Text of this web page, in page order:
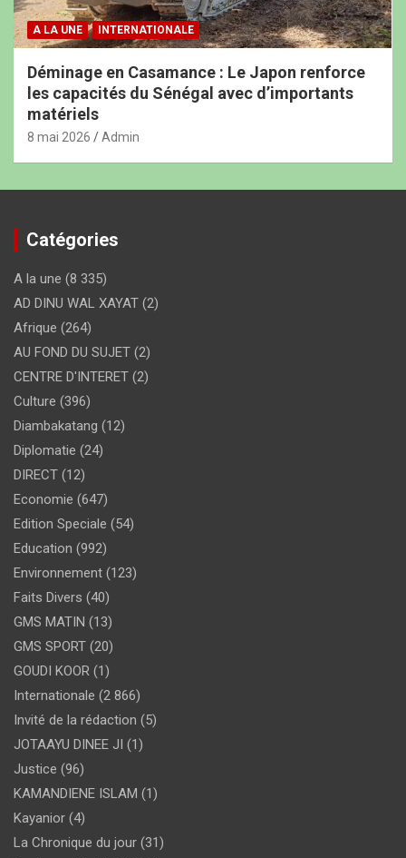
A LA UNE INTERNATIONALE
Déminage en Casamance : Le Japon renforce
les capacités du Sénégal avec d’importants
matériels
8 mai 2026 Admin
Catégories
A la une (8 335)
AD DINU WAL XAYAT (2)
Afrique (264)
AU FOND DU SUJET (2)
CENTRE D'INTERET (2)
Culture (396)
Diambakatang (12)
Diplomatie (24)
DIRECT (12)
Economie (647)
Edition Speciale (54)
Education (992)
Environnement (123)
Faits Divers (40)
GMS MATIN (13)
GMS SPORT (20)
GOUDI KOOR (1)
Internationale (2 866)
Invité de la rédaction (5)
JOTAAYU DINEE JI (1)
Justice (96)
KAMANDIENE ISLAM (1)
Kayanior (4)
La Chronique du jour (31)